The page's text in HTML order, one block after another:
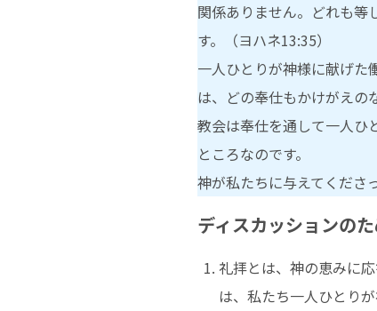
関係ありません。どれも等
す。（ヨハネ13:35）
一人ひとりが神様に献げた
は、どの奉仕もかけがえの
教会は奉仕を通して一人ひ
ところなのです。
神が私たちに与えてくださ
ディスカッションの
礼拝とは、神の恵みに
は、私たち一人ひとり